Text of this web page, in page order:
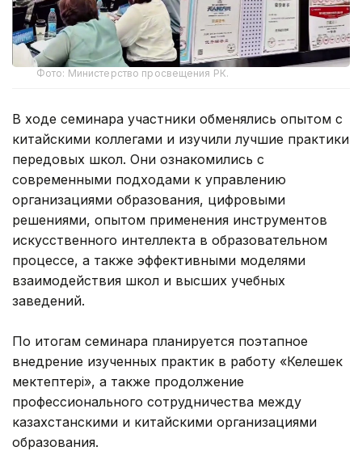
Фото: Министерство просвещения РК.
В ходе семинара участники обменялись опытом с
китайскими коллегами и изучили лучшие практики
передовых школ. Они ознакомились с
современными подходами к управлению
организациями образования, цифровыми
решениями, опытом применения инструментов
искусственного интеллекта в образовательном
процессе, а также эффективными моделями
взаимодействия школ и высших учебных
заведений.
По итогам семинара планируется поэтапное
внедрение изученных практик в работу «Келешек
мектептері», а также продолжение
профессионального сотрудничества между
казахстанскими и китайскими организациями
образования.